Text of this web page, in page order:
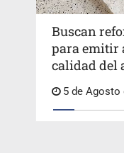
Buscan
para emitir
calidad del
5 de Agosto